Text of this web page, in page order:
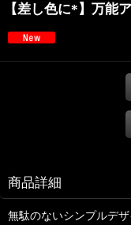
【差し色に*】万能
商品詳細
無駄のないシンプルデ